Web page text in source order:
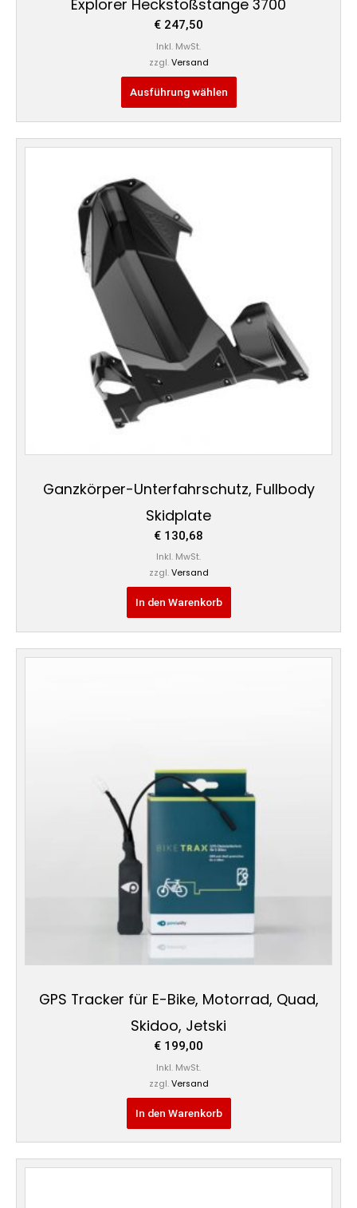
Explorer Heckstoßstange 3700
€ 247,50
Inkl. MwSt.
zzgl. Versand
Ausführung wählen
Ganzkörper-Unterfahrschutz, Fullbody
Skidplate
€ 130,68
Inkl. MwSt.
zzgl. Versand
In den Warenkorb
GPS Tracker für E-Bike, Motorrad, Quad,
Skidoo, Jetski
€ 199,00
Inkl. MwSt.
zzgl. Versand
In den Warenkorb